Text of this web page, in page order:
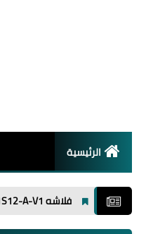
الرئيسية
فلاشه HSP06G1S12-A-V1